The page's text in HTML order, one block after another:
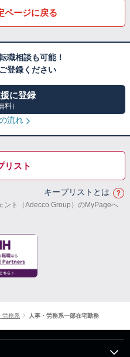
ページに戻る
職相談も可能！
登録ください
に登録
料）
流れ
リスト
キープリストとは
ント（Adecco Group）のMyPageへ
労務系 人事・労務系一部在宅勤務